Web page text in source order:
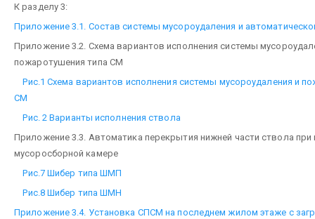
К разделу 3:
Приложение 3.1. Состав системы мусороудаления и
Приложение 3.2. Схема вариантов исполнения системы
пожаротушения типа СМ
Рис.1 Схема вариантов исполнения системы мусороудаления и
СМ
Рис. 2 Варианты исполнения ствола
Приложение 3.3. Автоматика перекрытия нижней части ствола при
мусоросборной камере
Рис.7 Шибер типа ШМП
Рис.8 Шибер типа ШМН
Приложение 3.4. Установка СПСМ на последнем жилом этаже с